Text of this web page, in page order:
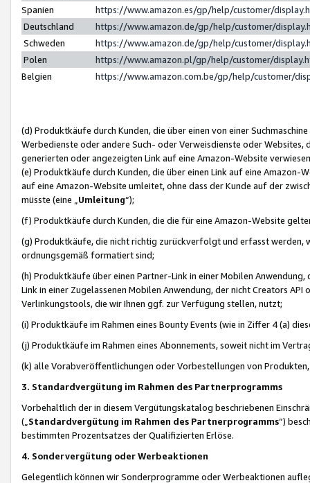
Spanien
https://www.amazon.es/gp/help/customer/
Deutschland
https://www.amazon.de/gp/help/customer/
Schweden
https://www.amazon.de/gp/help/customer/
Polen
https://www.amazon.pl/gp/help/customer/
Belgien
https://www.amazon.com.be/gp/help/customer/
(d) Produktkäufe durch Kunden, die über einen von einer
Werbedienste oder andere Such- oder Verweisdienste oder Websites,
generierten oder angezeigten Link auf eine Amazon-Website
(e) Produktkäufe durch Kunden, die über einen Link auf eine
auf eine Amazon-Website umleitet, ohne dass der Kunde auf der
müsste (eine „ Umleitung“);
(f) Produktkäufe durch Kunden, die die für eine Amazon-Website
(g) Produktkäufe, die nicht richtig zurückverfolgt und erfasst werden,
ordnungsgemäß formatiert sind;
(h) Produktkäufe über einen Partner-Link in einer Mobilen
Link in einer Zugelassenen Mobilen Anwendung, der nicht Creators
Verlinkungstools, die wir Ihnen ggf. zur Verfügung stellen, nutzt;
(i) Produktkäufe im Rahmen eines Bounty Events (wie in Ziffer 4 (a)
(j) Produktkäufe im Rahmen eines Abonnements, soweit nicht im
(k) alle Vorabveröffentlichungen oder Vorbestellungen von
3. Standardvergütung im Rahmen des Partnerprogramms
Vorbehaltlich der in diesem Vergütungskatalog beschriebenen
(„ Standardvergütung im Rahmen des Partnerprogramms“)
bestimmten Prozentsatzes der Qualifizierten Erlöse.
4. Sondervergütung oder Werbeaktionen
Gelegentlich können wir Sonderprogramme oder Werbeaktionen